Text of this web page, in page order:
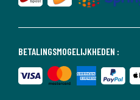
BETALINGSMOGELIJKHEDEN :